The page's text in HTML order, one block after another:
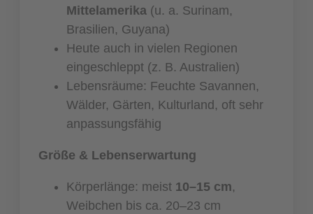
Mittelamerika(u. a. Surinam,
Brasilien, Guyana)
Heute auch in vielen Regionen
eingeschleppt (z. B. Australien)
Lebensräume: Feuchte Savannen,
Wälder, Gärten, Kulturland, oft sehr
anpassungsfähig
Größe & Lebenserwartung
Körperlänge: meist 10–15 cm,
Weibchen bis ca. 20–23 cm